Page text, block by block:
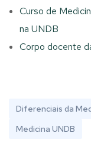
Curso de
na UNDB
Corpo docente
Diferenciais da
Medicina UNDB